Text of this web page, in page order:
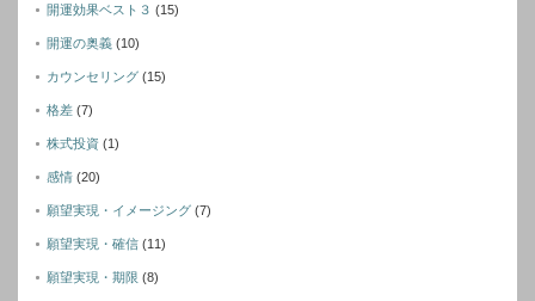
開運効果ベスト３ (15)
開運の奥義 (10)
カウンセリング (15)
格差 (7)
株式投資 (1)
感情 (20)
願望実現・イメージング (7)
願望実現・確信 (11)
願望実現・期限 (8)